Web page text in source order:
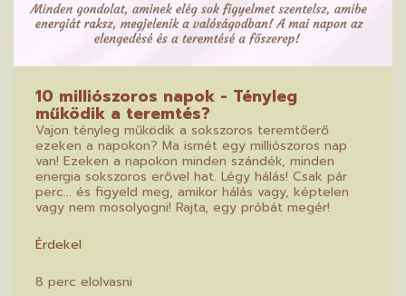
10 milliószoros napok - Tényleg
működik a teremtés?
Vajon tényleg működik a sokszoros teremtőerő
ezeken a napokon? Ma ismét egy milliószoros nap
van! Ezeken a napokon minden szándék, minden
energia sokszoros erővel hat. Légy hálás! Csak pár
perc... és figyeld meg, amikor hálás vagy, képtelen
vagy nem mosolyogni! Rajta, egy próbát megér!
Érdekel
8 perc elolvasni